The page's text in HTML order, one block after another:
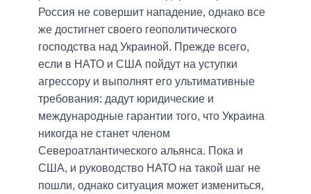
Россия не совершит нападение, однако все
же достигнет своего геополитического
господства над Украиной. Прежде всего,
если в НАТО и США пойдут на уступки
агрессору и выполнят его ультимативные
требования: дадут юридические и
международные гарантии того, что Украина
никогда не станет членом
Североатлантического альянса. Пока и
США, и руководство НАТО на такой шаг не
пошли, однако ситуация может измениться,